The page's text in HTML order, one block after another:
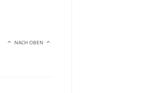
NACH OBEN